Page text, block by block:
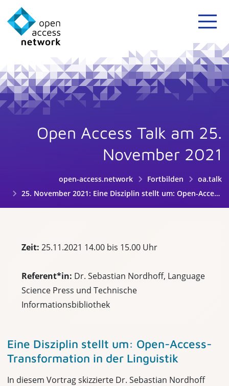
Open Access Talk am 25.
November 2021
open-access.network Fortbilden
oa.talk
25. November 2021: Eine Disziplin stellt um: Open-Access-Transformation in der Linguistik
Zeit: 25.11.2021 14.00 bis 15.00 Uhr
Referent*in: Dr. Sebastian Nordhoff, Language
Science Press und Technische
Informationsbibliothek
Eine Disziplin stellt um: Open-Access-
Transformation in der Linguistik
In diesem Vortrag skizzierte Dr. Sebastian Nordhoff